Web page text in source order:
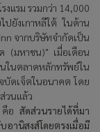
รงแรม รวมกว่า 14,000
ปยังเกาหลีใต้ ในด้าน
จากบริษัทจำกัดเป็น
(มหาชน)" เมื่อเดือน
ในตลาดหลักทรัพย์ใน
บัดเจ็ตในอนาคต โดย
วนแล้ว
คือ สัดส่วนรายได้ที่มา
อานิสงส์โดยตรงเมื่อมี